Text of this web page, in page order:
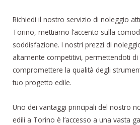
Richiedi il nostro servizio di noleggio
Torino, mettiamo l’accento sulla
soddisfazione. I nostri prezzi di
altamente competitivi, permettendoti
compromettere la qualità degli
tuo progetto edile.
Uno dei vantaggi principali del nostro
edili a Torino è l’accesso a una vasta